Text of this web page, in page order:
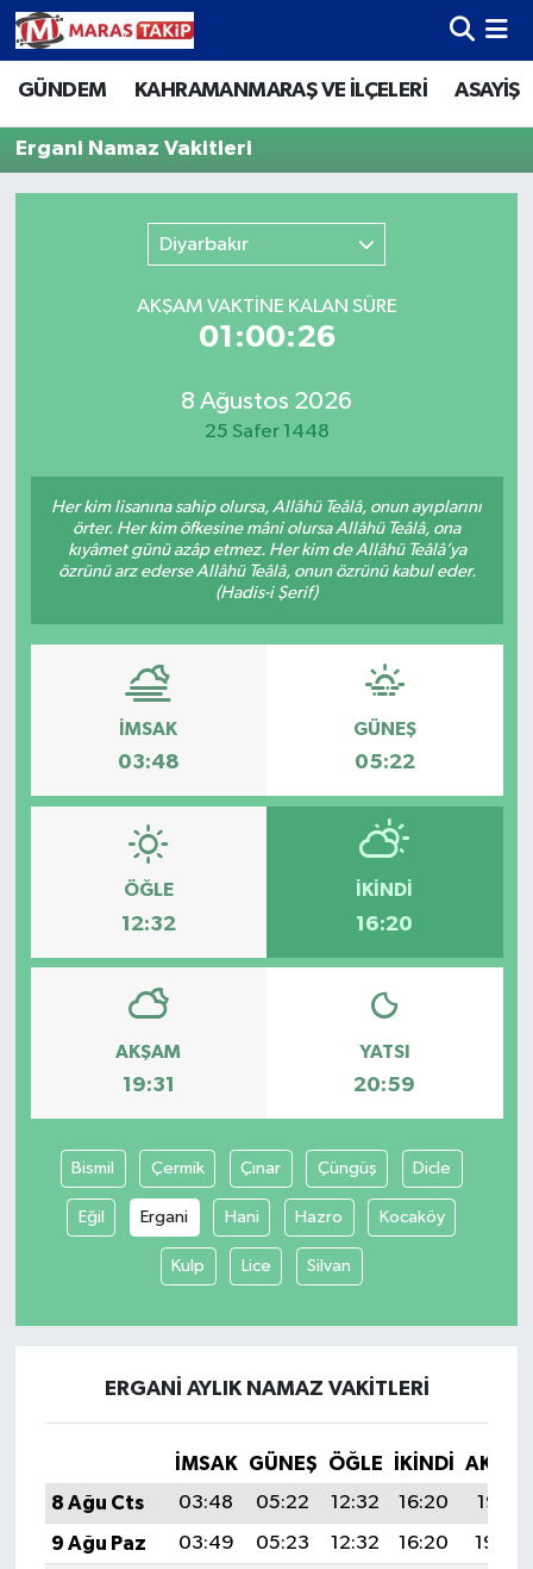
GÜNDEM KAHRAMANMARAŞ VE İLÇELERİ ASAYİŞ
Ergani Namaz Vakitleri
Diyarbakır
AKŞAM VAKTİNE KALAN SÜRE
01:00:26
8 Ağustos 2026
25 Safer 1448
Her kim lisanına sahip olursa, Allâhü Teâlâ, onun ayıplarını
örter. Her kim öfkesine mâni olursa Allâhü Teâlâ, ona
kıyâmet günü azâp etmez. Her kim de Allâhü Teâlâ’ya
özrünü arz ederse Allâhü Teâlâ, onun özrünü kabul eder.
(Hadis-i Şerif)
İMSAK
03:48
GÜNEŞ
05:22
ÖĞLE
12:32
İKINDI
16:20
AKŞAM
19:31
YATSI
20:59
Bismil Çermik Çınar Çüngüş Dicle
Eğil Ergani Hani Hazro Kocaköy
Kulp Lice Silvan
ERGANI AYLIK NAMAZ VAKITLERI
İMSAK GÜNEŞ ÖĞLE İKINDI
8 Ağu Cts
03:48 05:22 12:32 16:20
19:31
9 Ağu Paz
03:49 05:23 12:32 16:20
19:30
Kahramanmaraş Nöbetçi Eczaneler
Kahramanmaraş Hava Durumu
Kahramanmaraş Trafik Yoğunluk Haritası
Süper Lig Puan Durumu ve Fikstür
Tüm Manşetler
Haber Arşivi